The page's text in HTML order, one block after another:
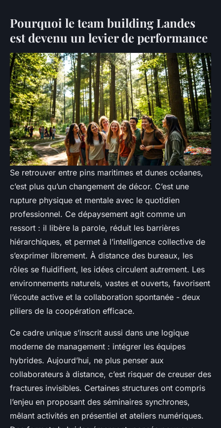
Pourquoi le team building Landes
est devenu un levier de performance
Se retrouver entre pins maritimes et dunes océanes,
c’est plus qu’un changement de décor. C’est une
rupture physique et mentale avec le quotidien
professionnel. Ce dépaysement agit comme un
ressort : il libère la parole, réduit les barrières
hiérarchiques, et permet à l’intelligence collective de
s’exprimer librement. À distance des bureaux, les
rôles se fluidifient, les idées circulent autrement. Les
environnements naturels, vastes et ouverts, favorisent
l’écoute active et la collaboration spontanée - deux
piliers de la coopération efficace.
Ce cadre unique s’inscrit aussi dans une logique
moderne de management : intégrer les équipes
hybrides. Aujourd’hui, ne plus penser aux
collaborateurs à distance, c’est risquer de creuser des
fractures invisibles. Certaines structures ont compris
l’enjeu en proposant des séminaires synchrones,
mêlant activités en présentiel et ateliers numériques.